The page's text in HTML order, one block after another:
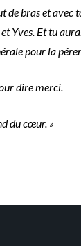
de bras et
Yves. Et tu
pour la
dire merci.
du cœur. »